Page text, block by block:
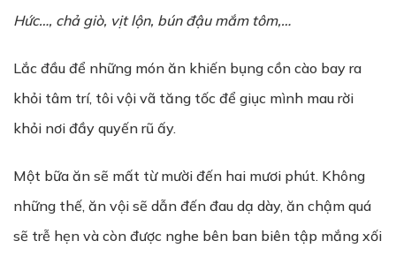
Hức…, chả giò, vịt lộn, bún đậu mắm tôm,…
Lắc đầu để những món ăn khiến bụng cồn cào bay ra
khỏi tâm trí, tôi vội vã tăng tốc để giục mình mau rời
khỏi nơi đầy quyến rũ ấy.
Một bữa ăn sẽ mất từ mười đến hai mươi phút. Không
những thế, ăn vội sẽ dẫn đến đau dạ dày, ăn chậm quá
sẽ trễ hẹn và còn được nghe bên ban biên tập mắng xối